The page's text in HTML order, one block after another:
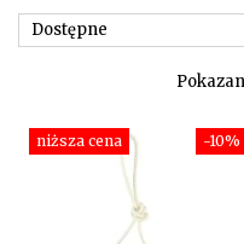
Dostępne
-10%
niższa cena